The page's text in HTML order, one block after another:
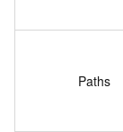
Paths